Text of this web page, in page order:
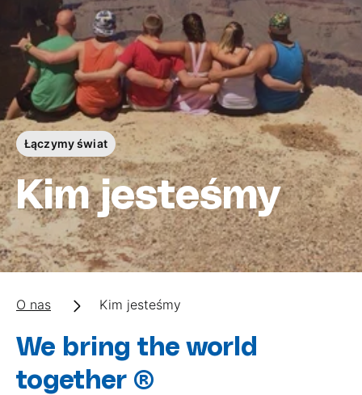
Łączymy świat
Kim jesteśmy
O nas Kim jesteśmy
We bring the world
together ®